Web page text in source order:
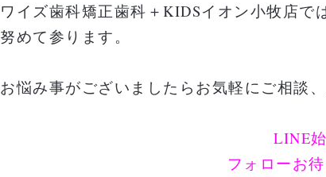
ワイズ歯科矯正歯科＋KIDSイオン小牧店
努めて参ります。
お悩み事がございましたらお気軽にご相談
LINE
フォローお